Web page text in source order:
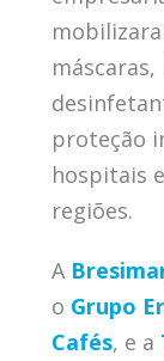
proteção
hospitais
regiões.
A
o Grupo
Cafés, e a